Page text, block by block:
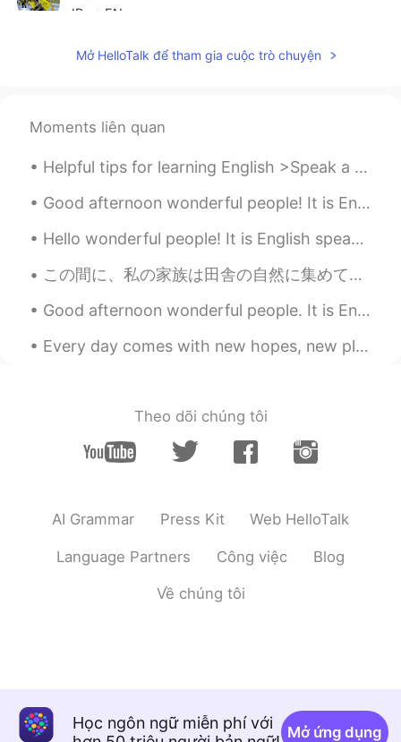
JP EN
that. but you got one more year before it.
Shiiiinnn
めっちゃ関西弁やん🙆‍♂️
Masami Uesugi 2020.08.15 00:31
😆
itsuki 2020.08.15 00:27
Mở HelloTalk để tham gia cuộc trò chuyện
Moments liên quan
Helpful tips for learning English >Speak a little English every day >Work on your pronunciation...
Good afternoon wonderful people! It is English practice time. Send me a message if you want to ...
Hello wonderful people! It is English speaking practice time. If you want some help feel free t...
この間に、私の家族は田舎の自然に集めて、息子が従姉妹と一緒に小川に遊んだ The other day my family met in the countryside, and my son p...
Good afternoon wonderful people. It is English practice time. Send me a message if you want to ha...
Every day comes with new hopes, new plans and new opportunities. We all get new challenges with e...
Theo dõi chúng tôi
AI Grammar Press Kit Web HelloTalk
Language Partners Công việc Blog
Về chúng tôi
Học ngôn ngữ miễn phí với
Mở ứng dụng